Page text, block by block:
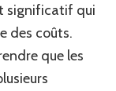
significatif qui
des coûts.
que les